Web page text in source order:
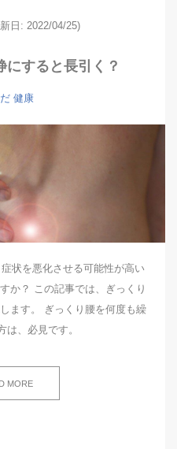
日: 2022/04/25)
にすると長引く？
健康
状を悪化させる可能性が高い
か？ この記事では、ぎっくり
ます。 ぎっくり腰を何度も繰
は、必見です。
MORE